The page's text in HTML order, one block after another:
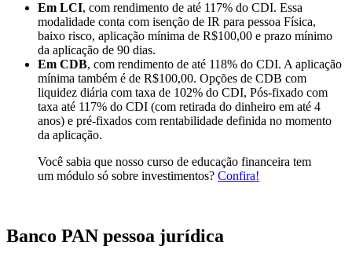
Em LCI, com rendimento de até 117% do CDI. Essa
modalidade conta com isenção de IR para pessoa Física,
baixo risco, aplicação mínima de R$100,00 e prazo mínimo
da aplicação de 90 dias.
Em CDB, com rendimento de até 118% do CDI. A aplicação
mínima também é de R$100,00. Opções de CDB com
liquidez diária com taxa de 102% do CDI, Pós-fixado com
taxa até 117% do CDI (com retirada do dinheiro em até 4
anos) e pré-fixados com rentabilidade definida no momento
da aplicação.
Você sabia que nosso curso de educação financeira tem
um módulo só sobre investimentos? Confira!
Banco PAN pessoa jurídica